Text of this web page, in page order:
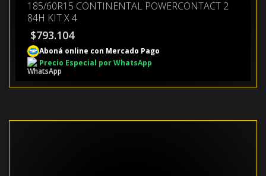
185/60R15 CONTINENTAL POWERCONTACT 2
84H KIT X 4
$793.104
Aboná online con Mercado Pago
Precio Especial por WhatsApp